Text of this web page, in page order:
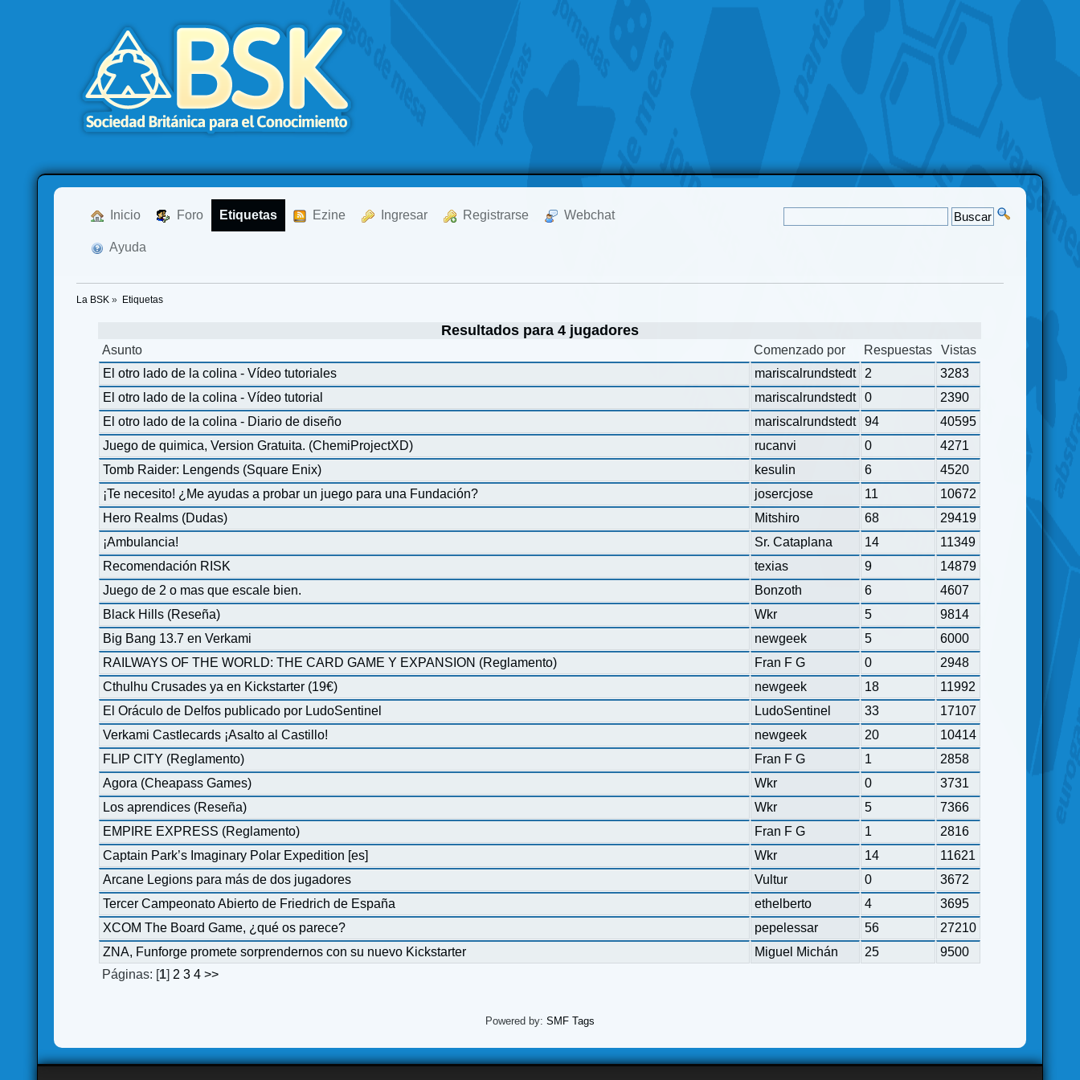
Inicio Foro Etiquetas Ezine Ingresar Registrarse Webchat
Ayuda
La BSK » Etiquetas
Resultados para 4 jugadores
Asunto Comenzado por Respuestas
Vistas
El otro lado de la colina - Vídeo tutoriales
mariscalrundstedt 2
3283
El otro lado de la colina - Vídeo tutorial
mariscalrundstedt 0
2390
El otro lado de la colina - Diario de diseño
mariscalrundstedt 94
40595
Juego de quimica, Version Gratuita. (ChemiProjectXD)
rucanvi 0
4271
Tomb Raider: Lengends (Square Enix)
kesulin 6
4520
¡Te necesito! ¿Me ayudas a probar un juego para una Fundación?
josercjose 11
10672
Hero Realms (Dudas)
Mitshiro 68
29419
¡Ambulancia!
Sr. Cataplana 14
11349
Recomendación RISK
texias 9
14879
Juego de 2 o mas que escale bien.
Bonzoth 6
4607
Black Hills (Reseña)
Wkr 5
9814
Big Bang 13.7 en Verkami
newgeek 5
6000
RAILWAYS OF THE WORLD: THE CARD GAME Y EXPANSION (Reglamento)
Fran F G 0
2948
Cthulhu Crusades ya en Kickstarter (19€)
newgeek 18
11992
El Oráculo de Delfos publicado por LudoSentinel
LudoSentinel 33
17107
Verkami Castlecards ¡Asalto al Castillo!
newgeek 20
10414
FLIP CITY (Reglamento)
Fran F G 1
2858
Agora (Cheapass Games)
Wkr 0
3731
Los aprendices (Reseña)
Wkr 5
7366
EMPIRE EXPRESS (Reglamento)
Fran F G 1
2816
Captain Park’s Imaginary Polar Expedition [es]
Wkr 14
11621
Arcane Legions para más de dos jugadores
Vultur 0
3672
Tercer Campeonato Abierto de Friedrich de España
ethelberto 4
3695
XCOM The Board Game, ¿qué os parece?
pepelessar 56
27210
ZNA, Funforge promete sorprendernos con su nuevo Kickstarter
Miguel Michán 25
9500
Páginas: [1] 2 3 4 >>
Powered by: SMF Tags